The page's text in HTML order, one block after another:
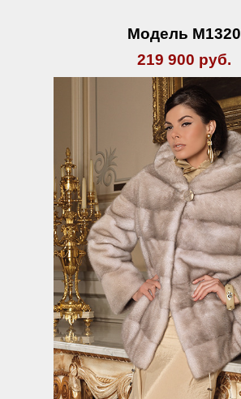
Модель М1320
219 900 руб.